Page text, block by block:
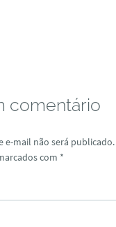
comentário
e-mail não será publicado.
com *